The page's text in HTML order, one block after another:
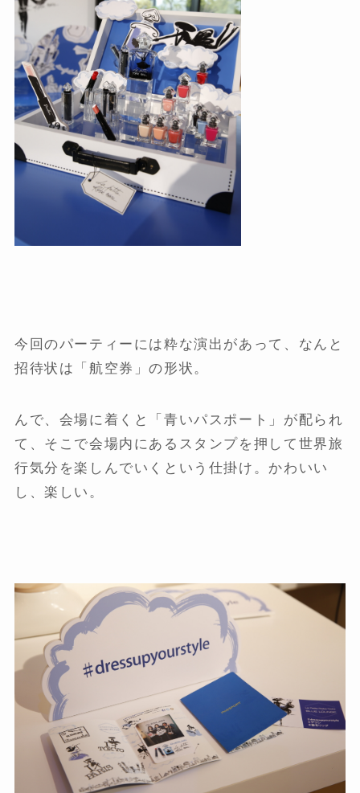
今回のパーティーには粋な演出があって、なんと
招待状は「航空券」の形状。
んで、会場に着くと「青いパスポート」が配られ
て、そこで会場内にあるスタンプを押して世界旅
行気分を楽しんでいくという仕掛け。かわいい
し、楽しい。